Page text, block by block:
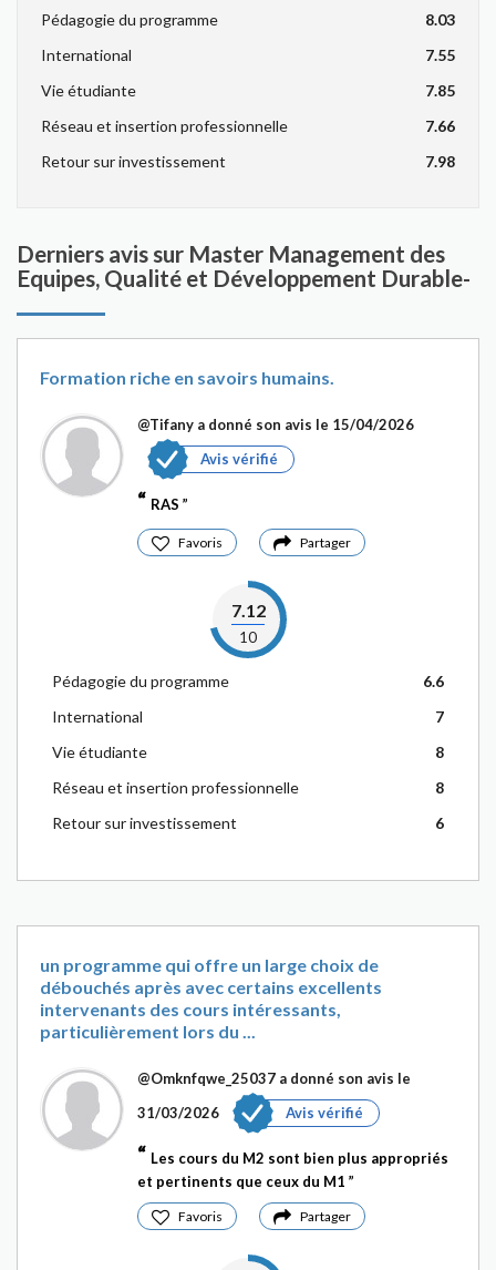
Pédagogie du programme
8.03
International
7.55
Vie étudiante
7.85
Réseau et insertion professionnelle
7.66
Retour sur investissement
7.98
Derniers avis sur Master Management des
Equipes, Qualité et Développement Durable-
Formation riche en savoirs humains.
@Tifany a donné son avis le 15/04/2026
Avis vérifié
RAS
Favoris Partager
7.12
10
Pédagogie du programme
6.6
International
7
Vie étudiante
8
Réseau et insertion professionnelle
8
Retour sur investissement
6
un programme qui offre un large choix de
débouchés après avec certains excellents
intervenants des cours intéressants,
particulièrement lors du ...
@Omknfqwe_25037 a donné son avis le
31/03/2026
Avis vérifié
Les cours du M2 sont bien plus appropriés
et pertinents que ceux du M1
Favoris Partager